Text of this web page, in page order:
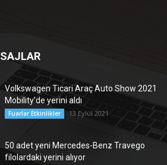
Volkswagen Ticari Araç Auto Show 2021
Mobility’de yerini aldı
Fuarlar Etkinlikler 13 Eylül 2021
50 adet yeni Mercedes-Benz Travego
filolardaki yerini alıyor